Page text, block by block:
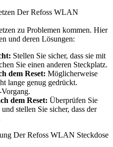
Der Refoss WLAN
zu Problemen kommen. Hier
und deren Lösungen:
Stellen Sie sicher, dass sie mit
Sie einen anderen Steckplatz.
dem Reset: Möglicherweise
lange genug gedrückt.
dem Reset: Überprüfen Sie
stellen Sie sicher, dass der
Der Refoss WLAN Steckdose